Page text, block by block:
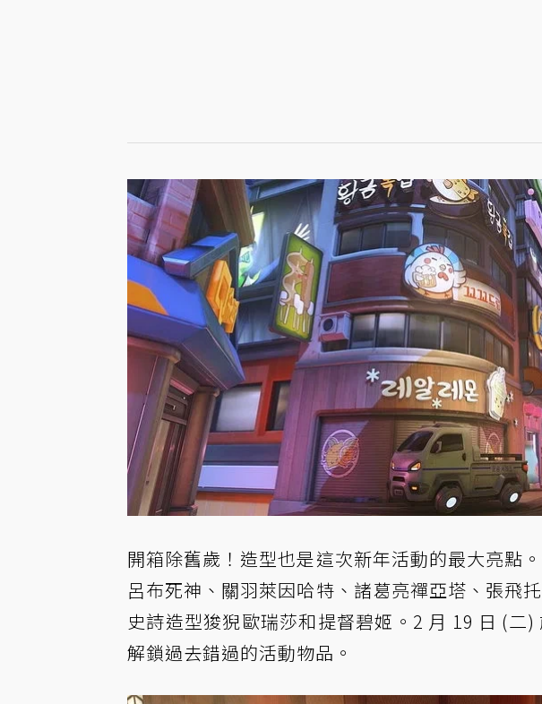
開箱除舊歲！造型也是這次新年活動的最大亮點
呂布死神、關羽萊因哈特、諸葛亮禪亞塔、張飛
史詩造型狻猊歐瑞莎和提督碧姬。2 月 19 日 (二
解鎖過去錯過的活動物品。